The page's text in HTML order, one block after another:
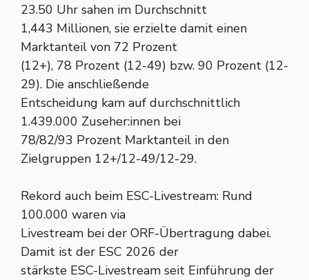
23.50 Uhr sahen im Durchschnitt
1,443 Millionen, sie erzielte damit einen
Marktanteil von 72 Prozent
(12+), 78 Prozent (12-49) bzw. 90 Prozent (12-
29). Die anschließende
Entscheidung kam auf durchschnittlich
1.439.000 Zuseher:innen bei
78/82/93 Prozent Marktanteil in den
Zielgruppen 12+/12-49/12-29.
Rekord auch beim ESC-Livestream: Rund
100.000 waren via
Livestream bei der ORF-Übertragung dabei.
Damit ist der ESC 2026 der
stärkste ESC-Livestream seit Einführung der